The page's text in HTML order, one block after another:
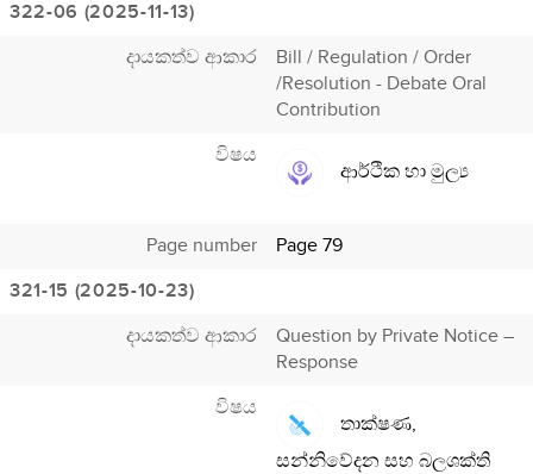
322-06 (2025-11-13)
දායකත්ව ආකාර
Bill / Regulation / Order
/Resolution - Debate Oral
Contribution
විෂය
ආර්ථික හා මුල්‍ය
Page number
Page 79
321-15 (2025-10-23)
දායකත්ව ආකාර
Question by Private Notice –
Response
විෂය
තාක්ෂණ,
සන්නිවේදන සහ බලශක්ති